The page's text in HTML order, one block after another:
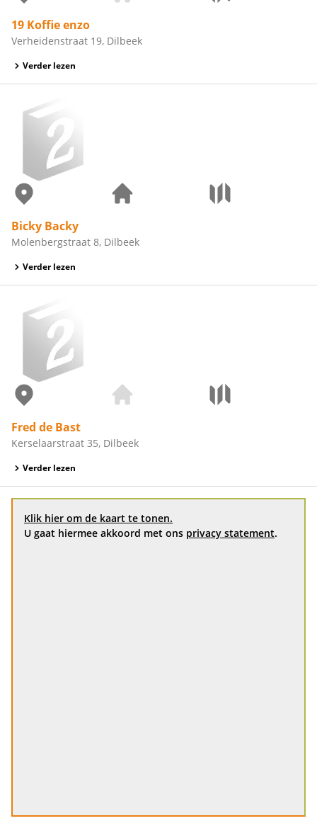
19 Koffie enzo
Verheidenstraat 19, Dilbeek
Verder lezen
Bicky Backy
Molenbergstraat 8, Dilbeek
Verder lezen
Fred de Bast
Kerselaarstraat 35, Dilbeek
Verder lezen
Klik hier om de kaart te tonen.
U gaat hiermee akkoord met ons privacy statement.